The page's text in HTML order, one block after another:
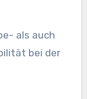
als auch
bei der